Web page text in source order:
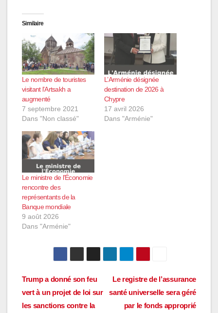
Similaire
Le nombre de touristes
visitant l’Artsakh a
augmenté
7 septembre 2021
Dans "Non classé"
L’Arménie désignée
destination de 2026 à
Chypre
17 avril 2026
Dans "Arménie"
Le ministre de l’Économie
rencontre des
représentants de la
Banque mondiale
9 août 2026
Dans "Arménie"
Navigation
de
Le registre de l’assurance
santé universelle sera géré
par le fonds approprié
Trump a donné son feu
vert à un projet de loi sur
les sanctions contre la